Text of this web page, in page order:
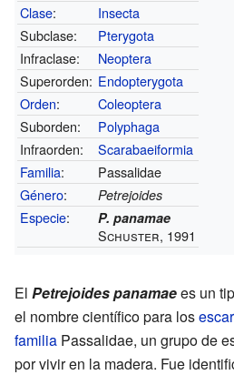
Clase:
Insecta
Subclase:
Pterygota
Infraclase:
Neoptera
Superorden: Endopterygota
Orden:
Coleoptera
Suborden:
Polyphaga
Infraorden:
Scarabaeiformia
Familia:
Passalidae
Género: Petrejoides
Especie: P. panamae
Schuster, 1991
El Petrejoides panamaees un
el nombre científico para los
familia Passalidae, un grupo de
por vivir en la madera. Fue